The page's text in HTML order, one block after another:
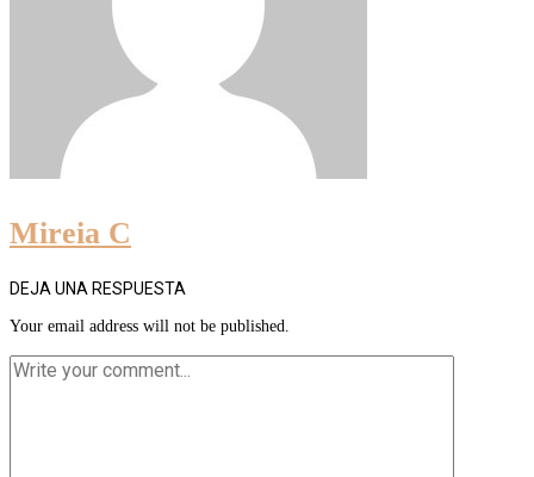
Mireia C
DEJA UNA RESPUESTA
Your email address will not be published.